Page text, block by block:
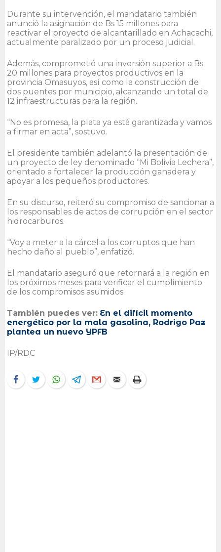
Durante su intervención, el mandatario también
anunció la asignación de Bs 15 millones para
reactivar el proyecto de alcantarillado en Achacachi,
actualmente paralizado por un proceso judicial.
Además, comprometió una inversión superior a Bs
20 millones para proyectos productivos en la
provincia Omasuyos, así como la construcción de
dos puentes por municipio, alcanzando un total de
12 infraestructuras para la región.
“No es promesa, la plata ya está garantizada y vamos
a firmar en acta”, sostuvo.
El presidente también adelantó la presentación de
un proyecto de ley denominado “Mi Bolivia Lechera”,
orientado a fortalecer la producción ganadera y
apoyar a los pequeños productores.
En su discurso, reiteró su compromiso de sancionar a
los responsables de actos de corrupción en el sector
hidrocarburos.
“Voy a meter a la cárcel a los corruptos que han
hecho daño al pueblo”, enfatizó.
El mandatario aseguró que retornará a la región en
los próximos meses para verificar el cumplimiento
de los compromisos asumidos.
También puedes ver: En el difícil momento
energético por la mala gasolina, Rodrigo Paz
plantea un nuevo YPFB
IP/RDC